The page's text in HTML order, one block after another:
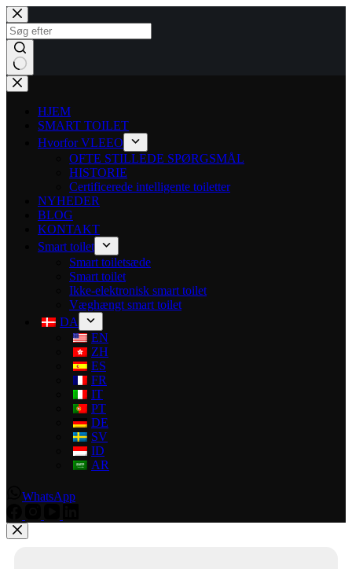
HJEM
SMART TOILET
Hvorfor VLEEO
OFTE STILLEDE SPØRGSMÅL
HISTORIE
Certificerede intelligente toiletter
NYHEDER
BLOG
KONTAKT
Smart toilet
Smart toiletsæde
Smart toilet
Ikke-elektronisk smart toilet
Væghængt smart toilet
DA
EN
ZH
ES
FR
IT
PT
DE
SV
ID
AR
WhatsApp